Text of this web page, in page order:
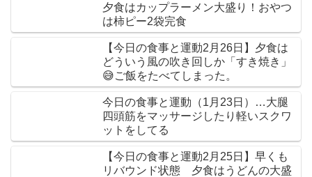
夕食はカップラーメン大盛り！おやつ
は柿ピー2袋完食
【今日の食事と運動2月26日】夕食は
どういう風の吹き回しか「すき焼き」
😅ご飯をたべてしまった。
今日の食事と運動（1月23日）…大腿
四頭筋をマッサージしたり軽いスクワ
ットをしてる
【今日の食事と運動2月25日】早くも
リバウンド状態 夕食はうどんの大盛